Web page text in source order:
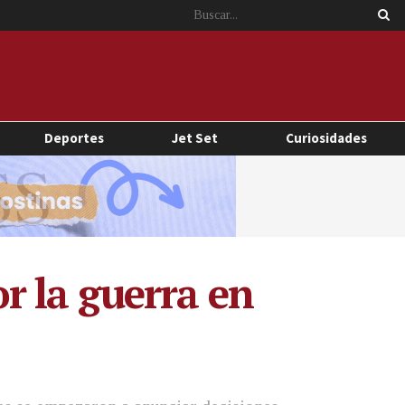
Deportes Jet Set Curiosidades
la guerra en